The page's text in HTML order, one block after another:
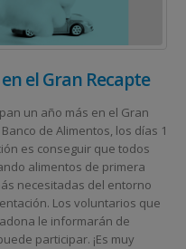
el Gran Recapte
un año más en el Gran
de Alimentos, los días 1
es conseguir que todos
alimentos de primera
necesitadas del entorno
Los voluntarios que
le informarán de
participar. ¡Es muy